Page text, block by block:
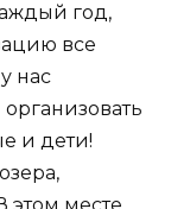
год,
все
нас
и дети!